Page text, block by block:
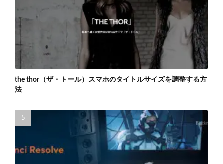
the thor（ザ・トール）スマホのタイトルサイズを調整する方
法